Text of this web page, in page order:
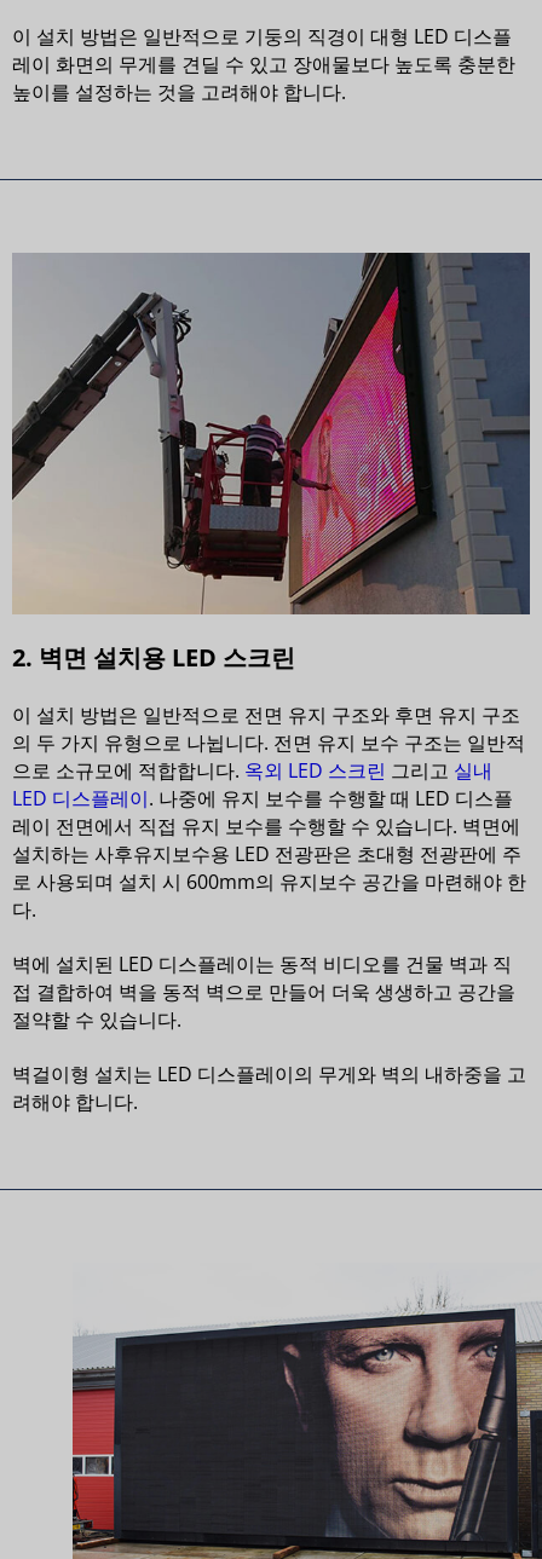
이 설치 방법은 일반적으로 기둥의 직경이 대형 LED 디스플
레이 화면의 무게를 견딜 수 있고 장애물보다 높도록 충분한
높이를 설정하는 것을 고려해야 합니다.
2. 벽면 설치용 LED 스크린
이 설치 방법은 일반적으로 전면 유지 구조와 후면 유지 구조
의 두 가지 유형으로 나뉩니다. 전면 유지 보수 구조는 일반적
으로 소규모에 적합합니다. 옥외 LED 스크린 그리고 실내
LED 디스플레이. 나중에 유지 보수를 수행할 때 LED 디스플
레이 전면에서 직접 유지 보수를 수행할 수 있습니다. 벽면에
설치하는 사후유지보수용 LED 전광판은 초대형 전광판에 주
로 사용되며 설치 시 600mm의 유지보수 공간을 마련해야 한
다.
벽에 설치된 LED 디스플레이는 동적 비디오를 건물 벽과 직
접 결합하여 벽을 동적 벽으로 만들어 더욱 생생하고 공간을
절약할 수 있습니다.
벽걸이형 설치는 LED 디스플레이의 무게와 벽의 내하중을 고
려해야 합니다.